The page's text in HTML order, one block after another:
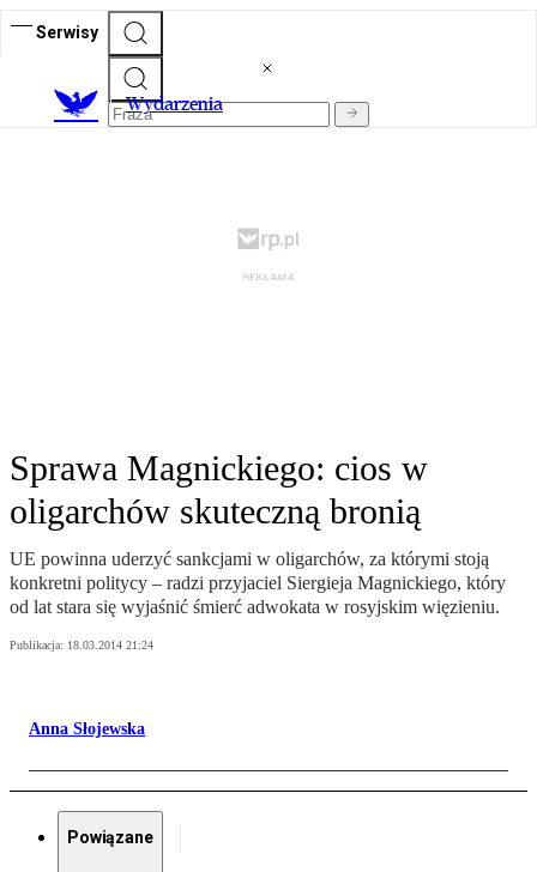
Serwisy
Wydarzenia
Sprawa Magnickiego: cios w
oligarchów skuteczną bronią
UE powinna uderzyć sankcjami w oligarchów, za którymi stoją
konkretni politycy – radzi przyjaciel Siergieja Magnickiego, który
od lat stara się wyjaśnić śmierć adwokata w rosyjskim więzieniu.
Publikacja: 18.03.2014 21:24
Anna Słojewska
Powiązane